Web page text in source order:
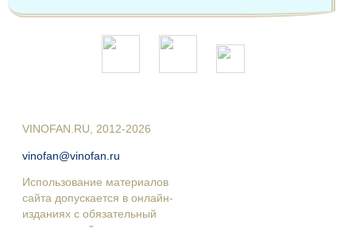
VINOFAN.RU, 2012-2026
vinofan@vinofan.ru
Использование материалов
сайта допускается в онлайн-
изданиях с обязательный